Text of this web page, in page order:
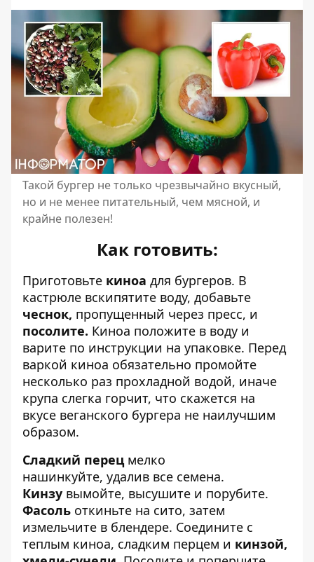
Такой бургер не только чрезвычайно вкусный,
но и не менее питательный, чем мясной, и
крайне полезен!
Как готовить:
Приготовьте киноа для бургеров. В
кастрюле вскипятите воду, добавьте
чеснок, пропущенный через пресс, и
посолите. Киноа положите в воду и
варите по инструкции на упаковке. Перед
варкой киноа обязательно промойте
несколько раз прохладной водой, иначе
крупа слегка горчит, что скажется на
вкусе веганского бургера не наилучшим
образом.
Сладкий перецмелко
нашинкуйте, удалив все семена.
Кинзу вымойте, высушите и порубите.
Фасоль откиньте на сито, затем
измельчите в блендере. Соедините с
теплым киноа, сладким перцем и кинзой,